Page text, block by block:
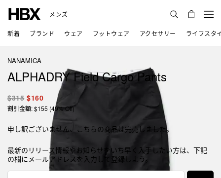
メンズ
新着 ブランド ウェア フットウェア アクセサリー ライフスタ
NANAMICA
ALPHADRY Field Cargo Pants
$315 $160
割引金額: $155 (49% Off)
申し訳ございません、こちらの商品は完売しました。
最新のリリース情報やお知らせをいち早く入手したい方は、下記
の欄にメールアドレスを入力して登録しよう。